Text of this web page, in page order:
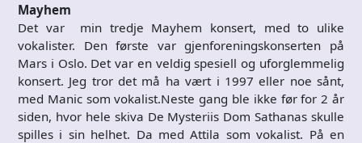
Mayhem
Det var min tredje Mayhem konsert, med to ulike
vokalister. Den første var gjenforeningskonserten på
Mars i Oslo. Det var en veldig spesiell og uforglemmelig
konsert. Jeg tror det må ha vært i 1997 eller noe sånt,
med Manic som vokalist.Neste gang ble ikke før for 2 år
siden, hvor hele skiva De Mysteriis Dom Sathanas skulle
spilles i sin helhet. Da med Attila som vokalist. På en